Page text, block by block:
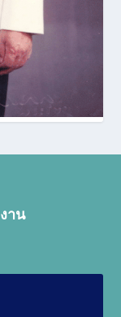
าน